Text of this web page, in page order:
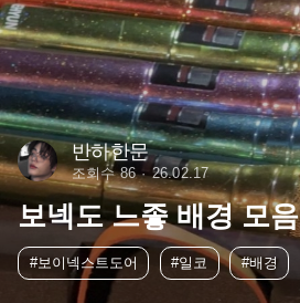
반하한문
조회수 86 26.02.17
보넥도 느좋 배경 모음
#보이넥스트도어 #일코 #배경